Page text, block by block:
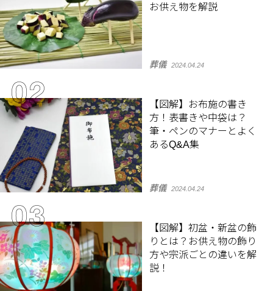
お供え物を解説
葬儀 2024.04.24
【図解】お布施の書き
方！表書きや中袋は？
筆・ペンのマナーとよく
あるQ&A集
葬儀 2024.04.24
【図解】初盆・新盆の飾
りとは？お供え物の飾り
方や宗派ごとの違いを解
説！